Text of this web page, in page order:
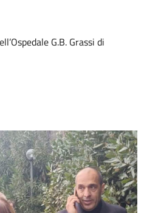
G.B. Grassi di